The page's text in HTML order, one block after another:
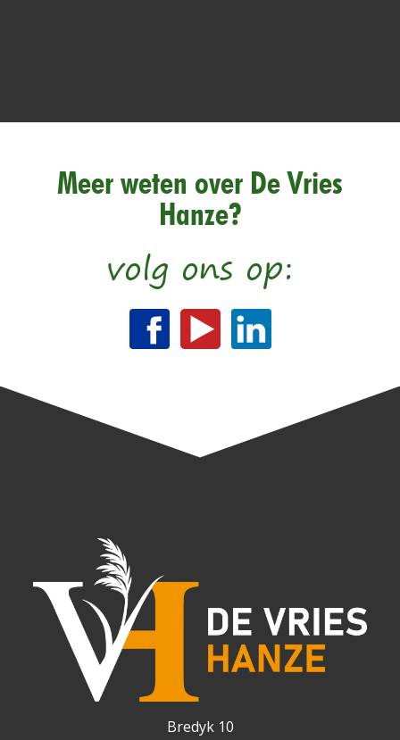
Meer weten over De Vries
Hanze?
volg ons op:
Bredyk 10